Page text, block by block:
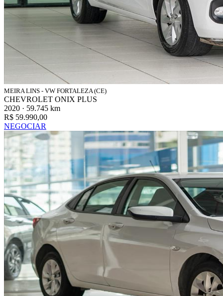
MEIRA LINS - VW FORTALEZA (CE)
CHEVROLET ONIX PLUS
2020 · 59.745 km
R$ 59.990,00
NEGOCIAR